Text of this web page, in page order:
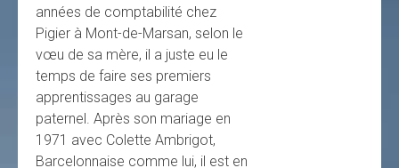
années de comptabilité chez
Pigier à Mont-de-Marsan, selon le
vœu de sa mère, il a juste eu le
temps de faire ses premiers
apprentissages au garage
paternel. Après son mariage en
1971 avec Colette Ambrigot,
Barcelonnaise comme lui, il est en